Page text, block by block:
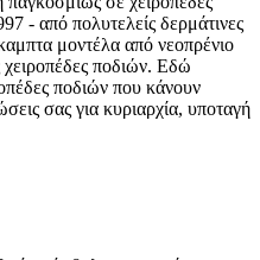
- από πολυτελείς δερμάτινες
μοντέλα από νεοπρένιο
χειροπέδες ποδιών. Εδώ
ποδιών που κάνουν
σας για κυριαρχία, υποταγή